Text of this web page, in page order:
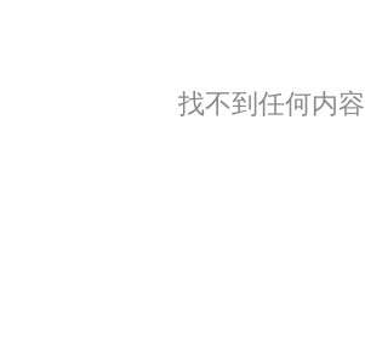
找不到任何内容